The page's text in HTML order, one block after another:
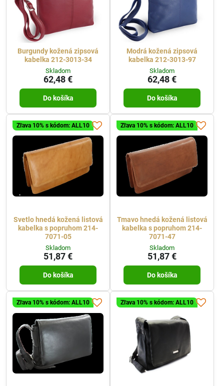
Burgundy kožená zipsová
kabelka 212-3013-34
Skladom
62,48 €
Do košíka
Modrá kožená zipsová
kabelka 212-3013-97
Skladom
62,48 €
Do košíka
Zľava 10% s kódom: ALL10
Svetlo hnedá kožená listová
kabelka s popruhom 214-
7071-05
Skladom
51,87 €
Do košíka
Zľava 10% s kódom: ALL10
Tmavo hnedá kožená listová
kabelka s popruhom 214-
7071-47
Skladom
51,87 €
Do košíka
Zľava 10% s kódom: ALL10 Zľava 10% s kódom: ALL10